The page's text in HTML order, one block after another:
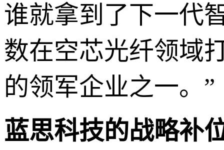
谁就拿到了下一代
数在空芯光纤领域
的领军企业之一。”
蓝思科技的战略补